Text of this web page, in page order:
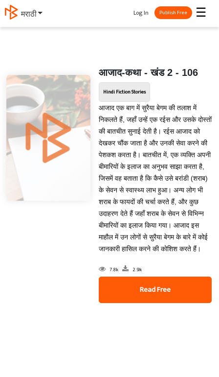
मराठी ☰
Log In Publish Free
आजाद-कथा - खंड 2 - 106
Hindi Fiction Stories
आजाद एक बाग में सुरैया बेगम की तलाश में
निकलते हैं, जहाँ उन्हें एक रईस और उसके दोस्तों
की बातचीत सुनाई देती है। रईस आजाद को
देखकर चौंक जाता है और उनकी सेवा करने की
पेशकश करता है। बातचीत में, एक व्यक्ति अपनी
बीमारियों के इलाज का अनुभव साझा करता है,
जिसमें वह बताता है कि कैसे उसे बरांडी (शराब)
के सेवन से स्वास्थ्य लाभ हुआ। अन्य लोग भी
शराब के फायदों की चर्चा करते हैं, और कुछ
उदाहरण देते हैं जहाँ शराब के सेवन से विभिन्न
बीमारियों का इलाज किया गया। आजाद इस
माहौल में उन लोगों से सुरैया बेगम के बारे में कोई
जानकारी हासिल करने की कोशिश करते हैं।
7.8k 2.9k
Read Free